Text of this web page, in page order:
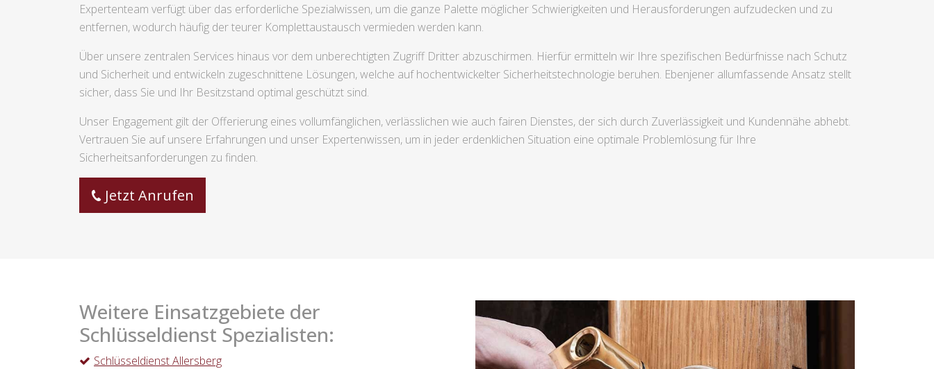
Expertenteam verfügt über das erforderliche Spezialwissen, um die ganze Palette möglicher Schwierigkeiten und Herausforderungen aufzudecken und zu
entfernen, wodurch häufig der teurer Komplettaustausch vermieden werden kann.
Über unsere zentralen Services hinaus vor dem unberechtigten Zugriff Dritter abzuschirmen. Hierfür ermitteln wir Ihre spezifischen Bedürfnisse nach Schutz
und Sicherheit und entwickeln zugeschnittene Lösungen, welche auf hochentwickelter Sicherheitstechnologie beruhen. Ebenjener allumfassende Ansatz stellt
sicher, dass Sie und Ihr Besitzstand optimal geschützt sind.
Unser Engagement gilt der Offerierung eines vollumfänglichen, verlässlichen wie auch fairen Dienstes, der sich durch Zuverlässigkeit und Kundennähe abhebt.
Vertrauen Sie auf unsere Erfahrungen und unser Expertenwissen, um in jeder erdenklichen Situation eine optimale Problemlösung für Ihre
Sicherheitsanforderungen zu finden.
Jetzt Anrufen
Weitere Einsatzgebiete der
Schlüsseldienst Spezialisten:
Schlüsseldienst Allersberg